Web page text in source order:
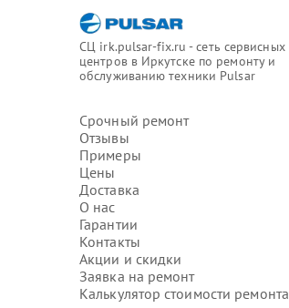
СЦ irk.pulsar-fix.ru - сеть сервисных
центров в Иркутске по ремонту и
обслуживанию техники Pulsar
Срочный ремонт
Отзывы
Примеры
Цены
Доставка
О нас
Гарантии
Контакты
Акции и скидки
Заявка на ремонт
Калькулятор стоимости ремонта